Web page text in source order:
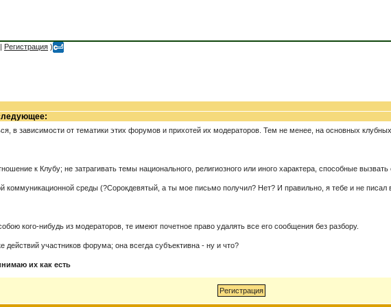
| Регистрация )
в зависимости от тематики этих форумов и прихотей их модераторов. Тем не менее, на основных
к Клубу; не затрагивать темы национального, религиозного или иного характера, способные
коммуникационной среды (?Сорокдевятый, а ты мое письмо получил? Нет? И правильно, я тебе и не
кого-нибудь из модераторов, те имеют почетное право удалять все его сообщения без разбору.
действий участников форума; она всегда субъективна - ну и что?
их как есть